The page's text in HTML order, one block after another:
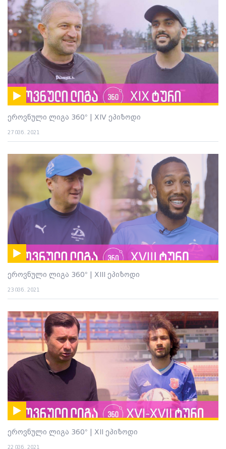
ეროვნული ლიგა 360° | XIV ეპიზოდი
27 ივნ. 2021
ეროვნული ლიგა 360° | XIII ეპიზოდი
23 ივნ. 2021
ეროვნული ლიგა 360° | XII ეპიზოდი
22 ივნ. 2021